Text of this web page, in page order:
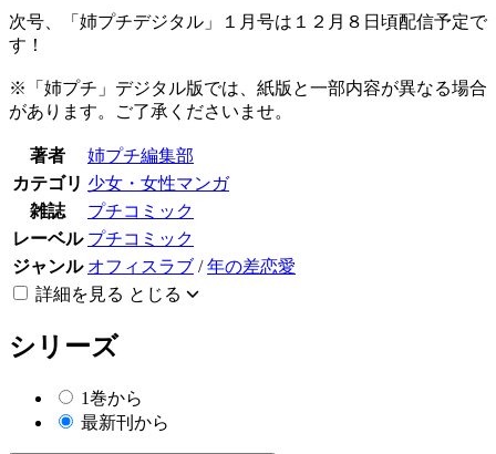
次号、「姉プチデジタル」１月号は１２月８日頃配信予定で
す！
※「姉プチ」デジタル版では、紙版と一部内容が異なる場合
があります。ご了承くださいませ。
著者
姉プチ編集部
カテゴリ 少女・女性マンガ
雑誌
プチコミック
レーベル プチコミック
ジャンル オフィスラブ /年の差恋愛
詳細を見る とじる
シリーズ
1巻から
最新刊から